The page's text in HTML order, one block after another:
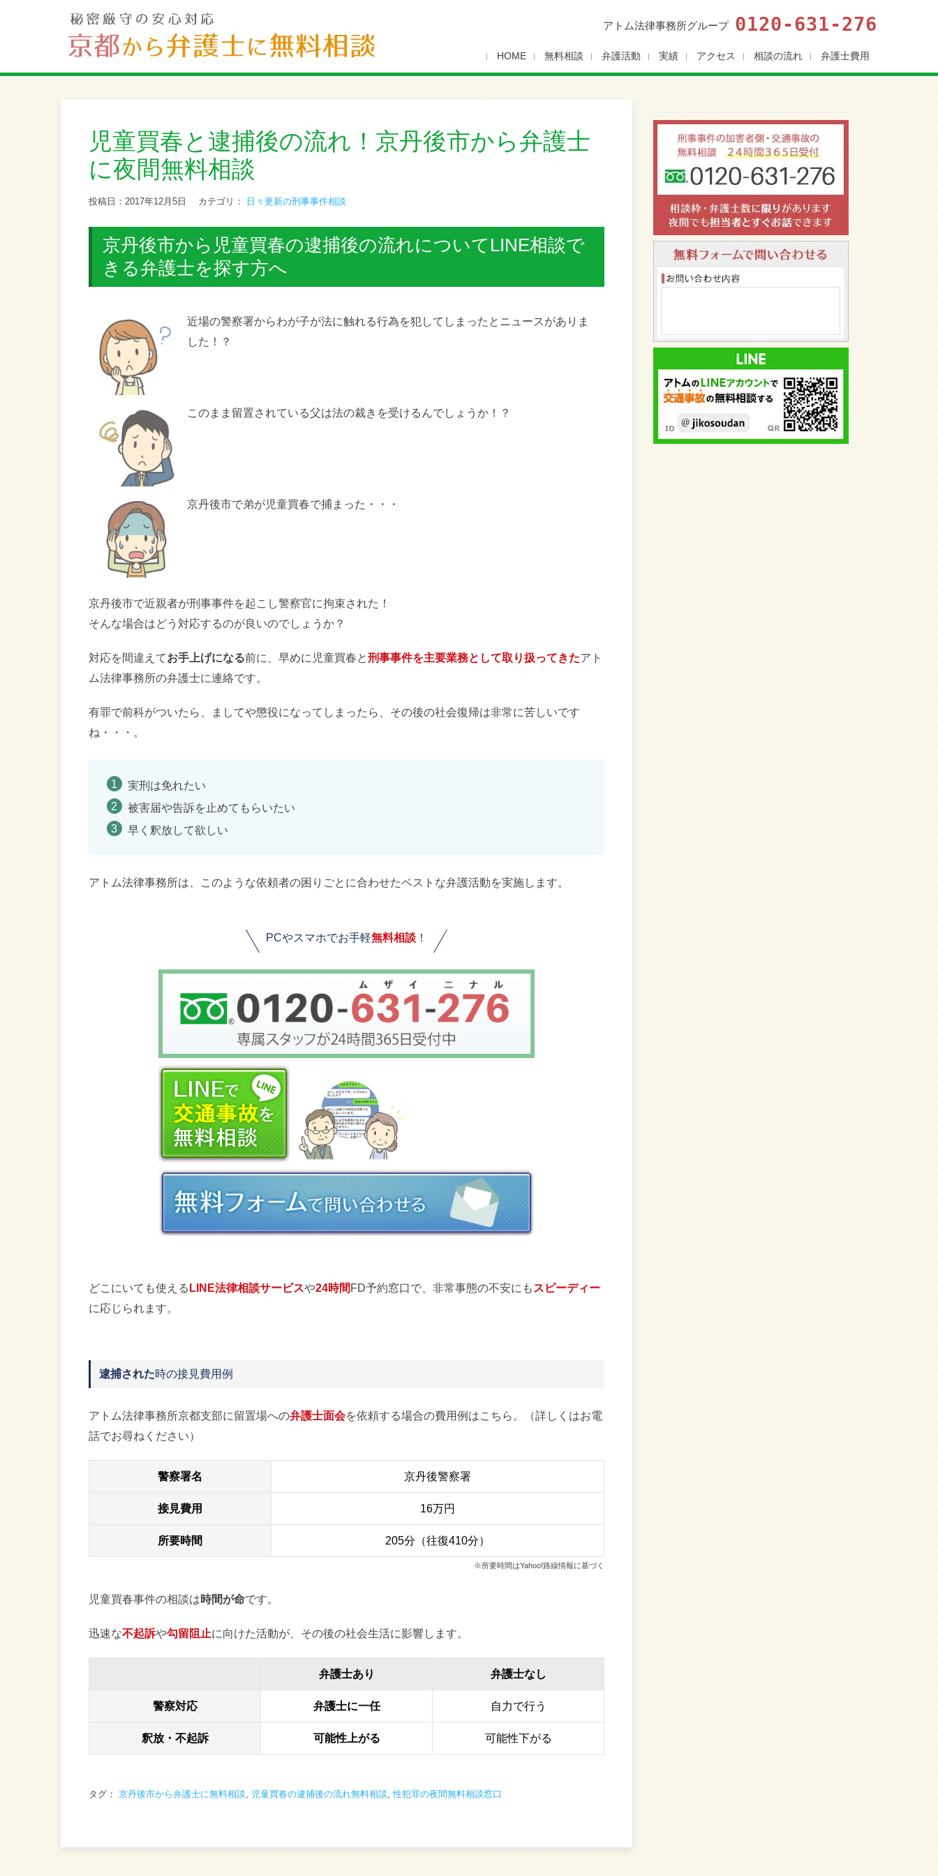
アトム法律事務所グループ 0120-631-276
HOME 無料相談 弁護活動 実績 アクセス 相談の流れ 弁護士費用
児童買春と逮捕後の流れ！京丹後市から弁護士
に夜間無料相談
投稿日：2017年12月5日 カテゴリ： 日々更新の刑事事件相談
京丹後市から児童買春の逮捕後の流れについてLINE相談で
きる弁護士を探す方へ
近場の警察署からわが子が法に触れる行為を犯してしまったとニュースがありま
した！？
このまま留置されている父は法の裁きを受けるんでしょうか！？
京丹後市で弟が児童買春で捕まった・・・
京丹後市で近親者が刑事事件を起こし警察官に拘束された！
そんな場合はどう対応するのが良いのでしょうか？
対応を間違えてお手上げになる前に、早めに児童買春と刑事事件を主要業務として取り扱ってきたアト
ム法律事務所の弁護士に連絡です。
有罪で前科がついたら、ましてや懲役になってしまったら、その後の社会復帰は非常に苦しいです
ね・・・。
実刑は免れたい
被害届や告訴を止めてもらいたい
早く釈放して欲しい
アトム法律事務所は、このような依頼者の困りごとに合わせたベストな弁護活動を実施します。
PCやスマホでお手軽無料相談 ！
どこにいても使えるLINE法律相談サービスや24時間FD予約窓口で、非常事態の不安にも スピーディー
に応じられます。
逮捕された時の接見費用例
アトム法律事務所京都支部に留置場への弁護士面会を依頼する場合の費用例はこちら。（詳しくはお電
話でお尋ねください）
警察署名 京丹後警察署
接見費用 16万円
所要時間 205分（往復410分）
※所要時間はYahoo!路線情報に基づく
児童買春事件の相談は時間が命です。
迅速な不起訴や勾留阻止に向けた活動が、その後の社会生活に影響します。
弁護士あり 弁護士なし
警察対応 弁護士に一任 自力で行う
釈放・不起訴 可能性上がる 可能性下がる
タグ： 京丹後市から弁護士に無料相談 児童買春の逮捕後の流れ無料相談 ,性犯罪の夜間無料相談窓口